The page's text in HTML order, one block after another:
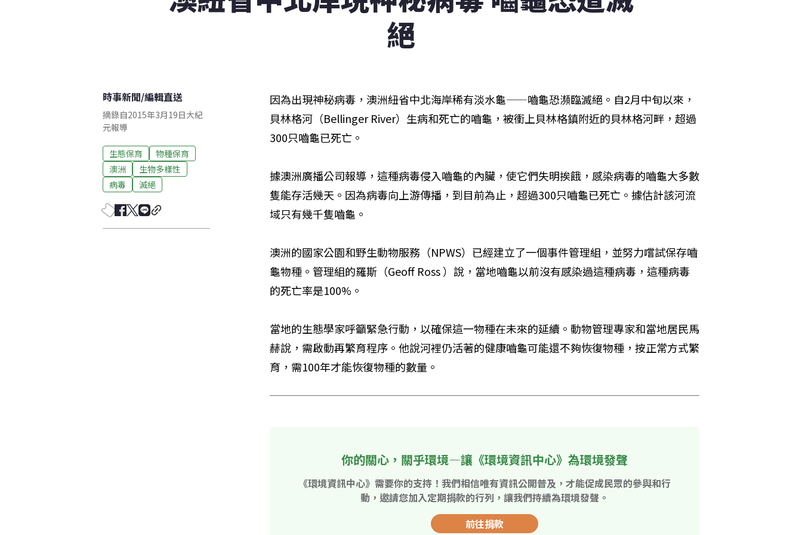
絕
時事新聞/編輯直送
摘錄自2015年3月19日大紀
元報導
生態保育
物種保育
澳洲
生物多樣性
病毒
滅絕
因為出現神秘病毒，澳洲紐省中北海岸稀有淡水龜——嚙龜恐瀕臨滅絕。自2月中旬以來，
貝林格河（Bellinger River）生病和死亡的嚙龜，被衝上貝林格鎮附近的貝林格河畔，超過
300只嚙龜已死亡。
據澳洲廣播公司報導，這種病毒侵入嚙龜的內臟，使它們失明挨餓，感染病毒的嚙龜大多數
隻能存活幾天。因為病毒向上游傳播，到目前為止，超過300只嚙龜已死亡。據估計該河流
域只有幾千隻嚙龜。
澳洲的國家公園和野生動物服務（NPWS）已經建立了一個事件管理組，並努力嚐試保存嚙
龜物種。管理組的羅斯（Geoff Ross ）說，當地嚙龜以前沒有感染過這種病毒，這種病毒
的死亡率是100%。
當地的生態學家呼籲緊急行動，以確保這一物種在未來的延續。動物管理專家和當地居民馬
赫說，需啟動再繁育程序。他說河裡仍活著的健康嚙龜可能還不夠恢復物種，按正常方式繁
育，需100年才能恢復物種的數量。
你的關心，關乎環境—讓《環境資訊中心》為環境發聲
《環境資訊中心》需要你的支持！我們相信唯有資訊公開普及，才能促成民眾的參與和行
動，邀請您加入定期捐款的行列，讓我們持續為環境發聲。
前往捐款